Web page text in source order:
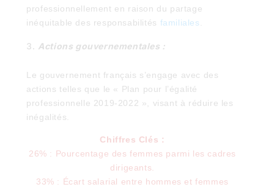
professionnellement en raison du partage
inéquitable des responsabilités familiales
Actions gouvernementales :
Le gouvernement français s’engage avec des
actions telles que le « Plan pour l’égalité
professionnelle 2019-2022 », visant à réduire les
inégalités.
Chiffres Clés :
26% : Pourcentage des femmes parmi les cadres
dirigeants.
33% : Écart salarial entre hommes et femmes